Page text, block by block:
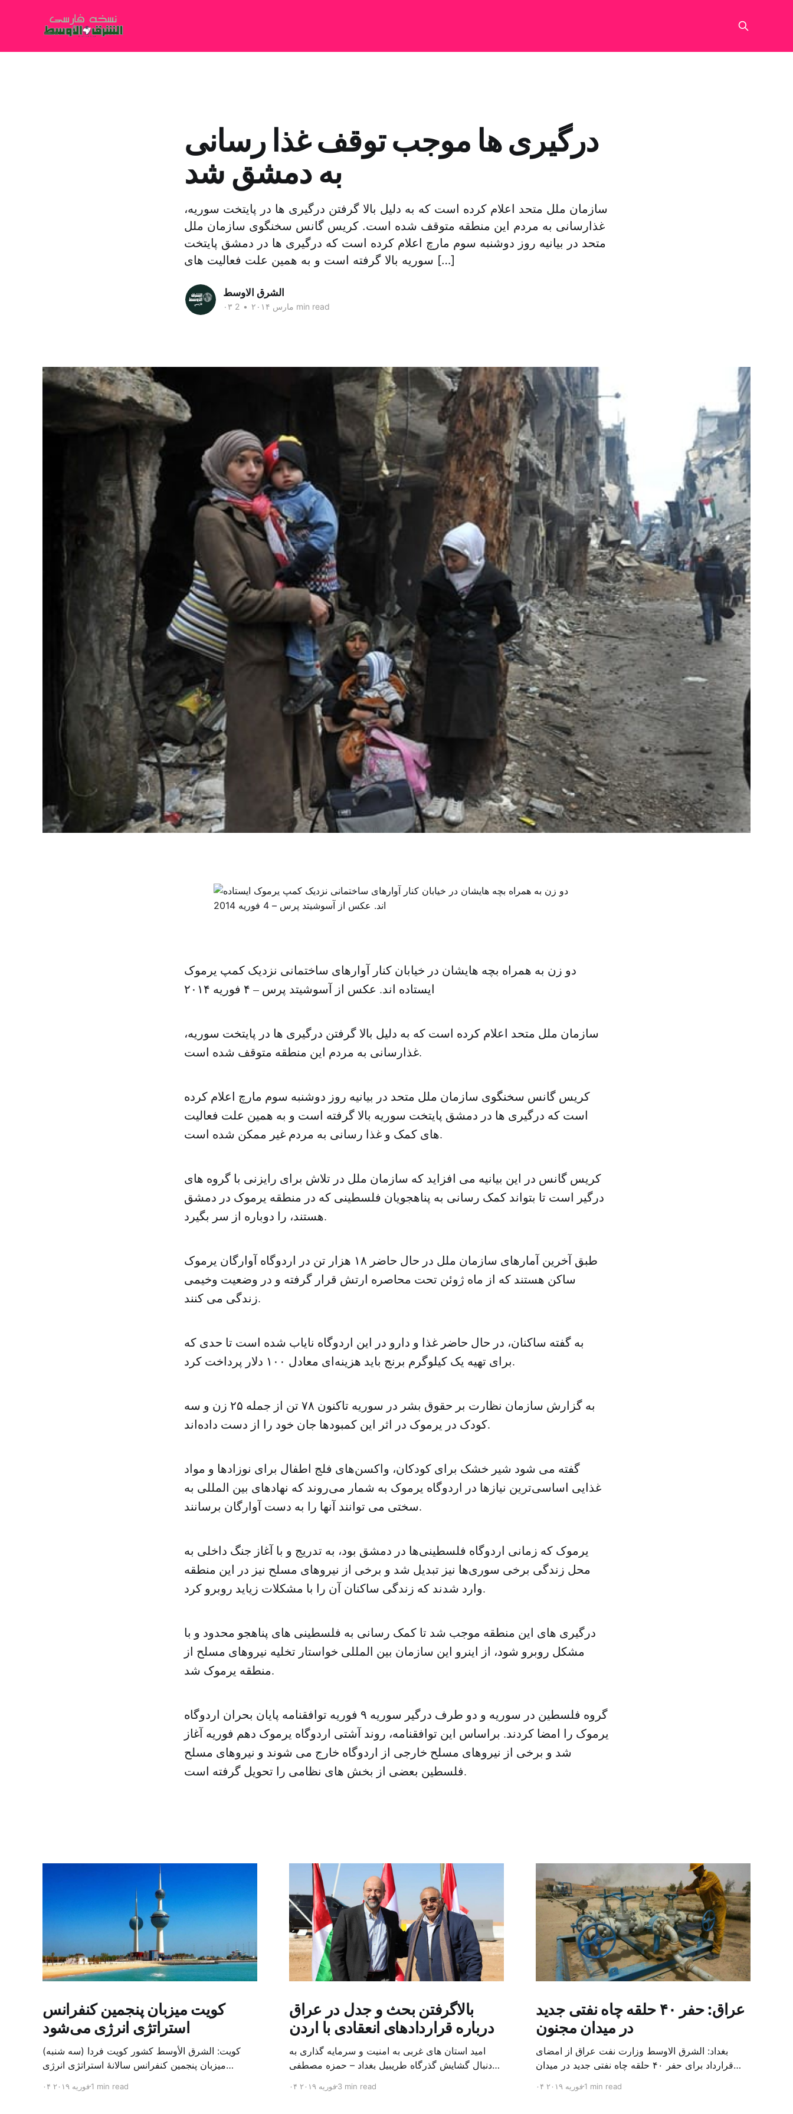
درگیری ها موجب توقف غذا رسانی
به دمشق شد
سازمان ملل متحد اعلام کرده است که به دلیل بالا گرفتن درگیری ها در پایتخت سوریه،
غذارسانی به مردم این منطقه متوقف شده است. کریس گانس سخنگوی سازمان ملل
متحد در بیانیه روز دوشنبه سوم مارچ اعلام کرده است که درگیری ها در دمشق پایتخت
سوریه بالا گرفته است و به همین علت فعالیت های […]
الشرق الاوسط
۰۳ مارس ۲۰۱۴ • 2 min read
دو زن به همراه بچه هایشان در خیابان کنار آوارهای ساختمانی نزدیک کمپ یرموک
ایستاده اند. عکس از آسوشیتد پرس – ۴ فوریه ۲۰۱۴
سازمان ملل متحد اعلام کرده است که به دلیل بالا گرفتن درگیری ها در پایتخت سوریه،
غذارسانی به مردم این منطقه متوقف شده است.
کریس گانس سخنگوی سازمان ملل متحد در بیانیه روز دوشنبه سوم مارچ اعلام کرده
است که درگیری ها در دمشق پایتخت سوریه بالا گرفته است و به همین علت فعالیت
های کمک و غذا رسانی به مردم غیر ممکن شده است.
کریس گانس در این بیانیه می افزاید که سازمان ملل در تلاش برای رایزنی با گروه های
درگیر است تا بتواند کمک رسانی به پناهجویان فلسطینی که در منطقه یرموک در دمشق
هستند، را دوباره از سر بگیرد.
طبق آخرین آمارهای سازمان ملل در حال حاضر ۱۸ هزار تن در اردوگاه آوارگان یرموک
ساکن هستند که از ماه ژوئن تحت محاصره ارتش قرار گرفته و در وضعیت وخیمی
زندگی می کنند.
به گفته ساکنان، در حال حاضر غذا و دارو در این اردوگاه نایاب شده است تا حدی که
برای تهیه یک کیلوگرم برنج باید هزینه‌ای معادل ۱۰۰ دلار پرداخت کرد.
به گزارش سازمان نظارت بر حقوق بشر در سوریه تاکنون ۷۸ تن از جمله ۲۵ زن و سه
کودک در یرموک در اثر این کمبودها جان خود را از دست داده‌اند.
گفته می شود شیر خشک برای کودکان، واکسن‌های فلج اطفال برای نوزادها و مواد
غذایی اساسی‌ترین نیازها در اردوگاه یرموک به شمار می‌روند که نهادهای بین المللی به
سختی می توانند آنها را به دست آوارگان برسانند.
یرموک که زمانی اردوگاه فلسطینی‌ها در دمشق بود، به تدریج و با آغاز جنگ داخلی به
محل زندگی برخی سوری‌ها نیز تبدیل شد و برخی از نیروهای مسلح نیز در این منطقه
وارد شدند که زندگی ساکنان آن را با مشکلات زیاید روبرو کرد.
درگیری های این منطقه موجب شد تا کمک رسانی به فلسطینی های پناهجو محدود و با
مشکل روبرو شود، از اینرو این سازمان بین المللی خواستار تخلیه نیروهای مسلح از
منطقه یرموک شد.
گروه فلسطین در سوریه و دو طرف درگیر سوریه ۹ فوریه توافقنامه پایان بحران اردوگاه
یرموک را امضا کردند. براساس این توافقنامه، روند آشتی اردوگاه یرموک دهم فوریه آغاز
شد و برخی از نیروهای مسلح خارجی از اردوگاه خارج می شوند و نیروهای مسلح
فلسطین بعضی از بخش های نظامی را تحویل گرفته است.
کویت میزبان پنجمین کنفرانس
استراتژی انرژی می‌شود
کویت: الشرق الأوسط کشور کویت فردا (سه شنبه)
میزبان پنجمین کنفرانس سالانهٔ استراتژی انرژی
الشرق الاوسط، حدود ۳۰۰ متخصص از شرکت‌های
۰۴ فوریه ۲۰۱۹1 min read
بالاگرفتن بحث و جدل در عراق
درباره قراردادهای انعقادی با اردن
امید استان های غربی به امنیت و سرمایه گذاری به
دنبال گشایش گذرگاه طریبیل بغداد – حمزه مصطفی
طریبیل توسط عادل عبد المهدی نخست وزیر عراق و
۰۴ فوریه ۲۰۱۹3 min read
عراق: حفر ۴۰ حلقه چاه نفتی جدید
در میدان مجنون
بغداد: الشرق الاوسط وزارت نفت عراق از امضای
قرارداد برای حفر ۴۰ حلقه چاه نفتی جدید در میدان
محمد خضیر مدعامل شرکت حفاری عراق روز یکشنبه
۰۴ فوریه ۲۰۱۹1 min read